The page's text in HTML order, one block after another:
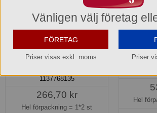
Champagneglas 26 cl 2
pack Toys Delight Villeroy
1137768135
266,70 kr
Hel förpackning = 1*2 st
Dip set
Hel
Vänligen välj företag
FÖRETAG
Priser visas exkl. moms Priser